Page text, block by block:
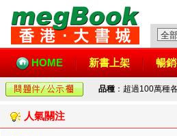
HOME 新書上架 暢
品種 ：超過100萬種
人氣關注